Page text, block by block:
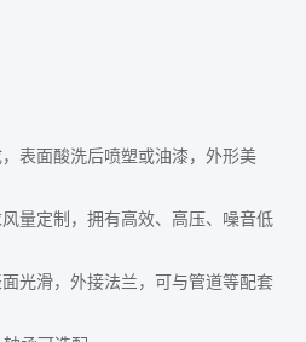
表面酸洗后喷塑或油漆，外形美
量定制，拥有高效、高压、噪音低
光滑，外接法兰，可与管道等配套